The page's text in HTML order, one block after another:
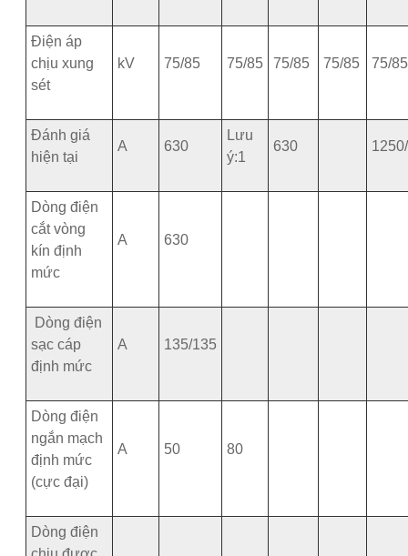
Điện áp
chịu xung
sét
kV 75/85 75/85 75/85 75/85 75/85
Đánh giá
hiện tại
A 630
Lưu
ý:1
630
Dòng điện
cắt vòng
kín định
mức
A 630
Dòng điện
sạc cáp
định mức
A 135/135
Dòng điện
ngắn mạch
định mức
(cực đại)
A 50 80
Dòng điện